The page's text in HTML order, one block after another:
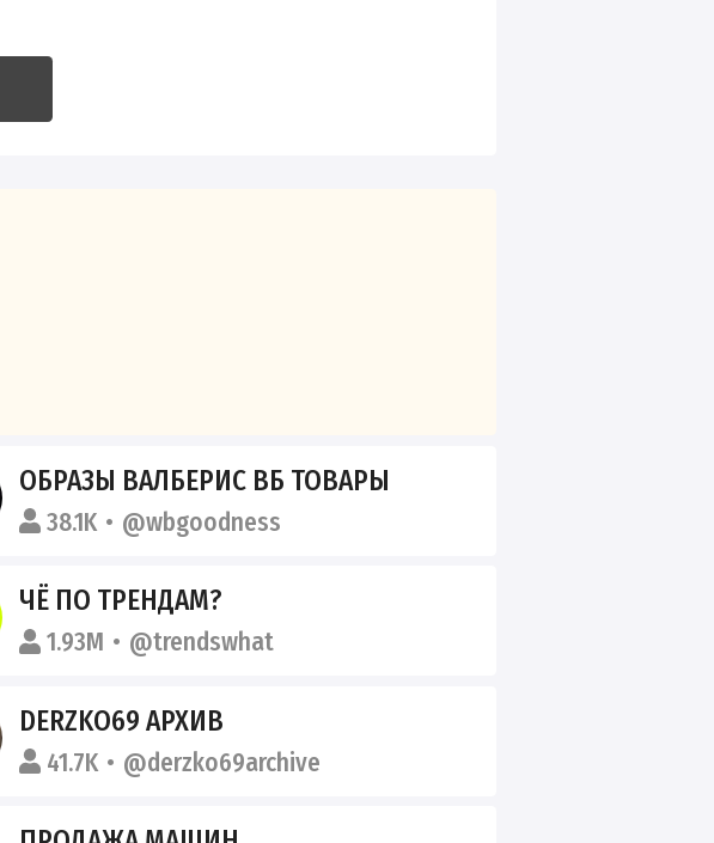
ОБРАЗЫ ВАЛБЕРИС ВБ ТОВАРЫ
38.1K @wbgoodness
ЧЁ ПО ТРЕНДАМ?
1.93M @trendswhat
DERZKO69 АРХИВ
41.7K @derzko69archive